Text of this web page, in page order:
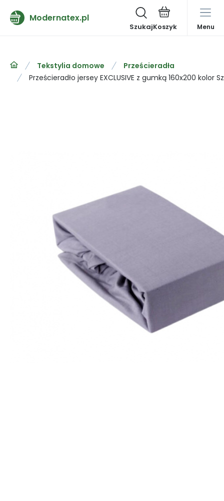
Modernatex.pl
Szukaj Menu
Tekstylia domowe
Prześcieradła
Prześcieradło jersey EXCLUSIVE z gumką 160x200 kolor